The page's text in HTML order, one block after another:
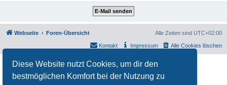
Diese Website nutzt Cookies, um dir den
bestmöglichen Komfort bei der Nutzung zu
Webseite Foren-Übersicht Alle Zeiten sind UTC+02:00
Alle Cookies löschen
Impressum
Kontakt
Powered byphpBB® Forum Software © phpBB Limited
Deutsche Übersetzung durch
Nutzungsbedingungen